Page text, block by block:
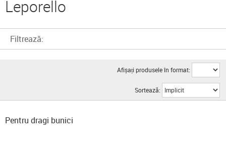
Leporello
Filtrează:
Afișați produsele în format:
Sortează:
Pentru dragi bunici